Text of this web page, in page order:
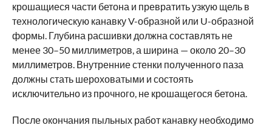
крошащиеся части бетона и превратить узкую щель в
технологическую канавку V-образной или U-образной
формы. Глубина расшивки должна составлять не
менее 30–50 миллиметров, а ширина — около 20–30
миллиметров. Внутренние стенки полученного паза
должны стать шероховатыми и состоять
исключительно из прочного, не крошащегося бетона.
После окончания пыльных работ канавку необходимо